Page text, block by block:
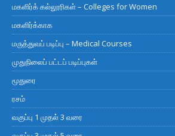
மகளிர்க் கல்லூரிகள் – Colleges for Women
மகளிர்க்காக
மருத்துவப் படிப்பு – Medical Courses
முதுநிலைப் பட்டப் படிப்புகள்
மூதுரை
ரசம்
வகுப்பு 1 முதல் 3 வரை